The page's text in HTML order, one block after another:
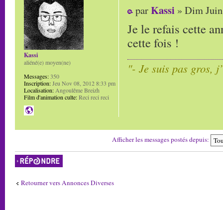
parKassi » Dim
Je le refais cette
cette fois !
"- Je suis pas gros,
Kassi
aliéné(e) moyen(ne)
Messages:350
Inscription:Jeu Nov 08, 2012 8:33 pm
Localisation: Angoulême Breizh
Film d'animation culte:Reci reci reci
Afficher les messages postés depuis:
Répondre
Retourner vers Annonces Diverses